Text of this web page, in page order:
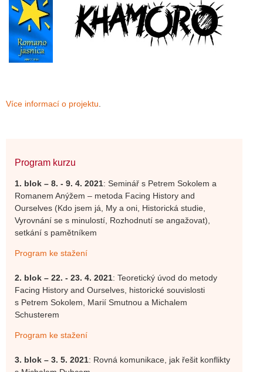
Více informací o projektu
Program kurzu
1. blok – 8. - 9. 4. 2021: Seminář s Petrem Sokolem a
Romanem Anýžem – metoda Facing History and
Ourselves (Kdo jsem já, My a oni, Historická studie,
Vyrovnání se s minulostí, Rozhodnutí se angažovat),
setkání s pamětníkem
Program ke stažení
2. blok – 22. - 23. 4. 2021: Teoretický úvod do metody
Facing History and Ourselves, historické souvislosti
s Petrem Sokolem, Marií Smutnou a Michalem
Schusterem
Program ke stažení
3. blok – 3. 5. 2021: Rovná komunikace, jak řešit konflikty